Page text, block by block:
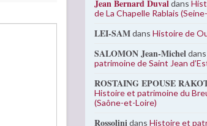
Jean Bernard Duvaldans
de La Chapelle Rablais
LEI-SAMdansHistoire de
SALOMON Jean-Michel
patrimoine de Saint Jean
ROSTAING EPOUSE
Histoire et patrimoine du
(Saône-et-Loire)
RossolinidansHistoire et